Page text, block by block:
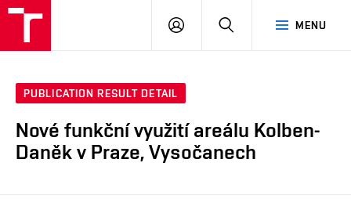
MENU
LOG
SEARCH
PUBLICATION RESULT DETAIL
Nové funkční využití areálu Kolben-
Daněk v Praze, Vysočanech